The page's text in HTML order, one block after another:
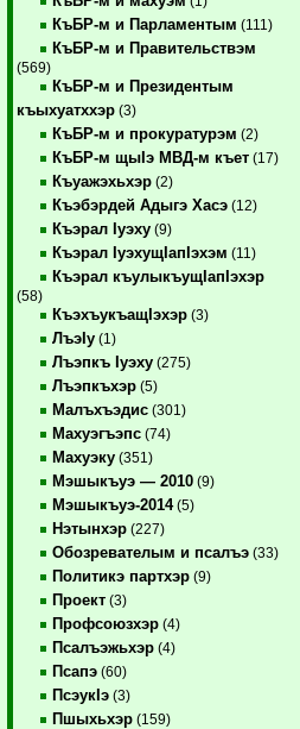
КъБР-м и Парламентым (111)
КъБР-м и Правительствэм
(569)
КъБР-м и Президентым
къыхуатххэр (3)
КъБР-м и прокуратурэм (2)
КъБР-м щыIэ МВД-м къет (17)
Къуажэхьхэр (2)
Къэбэрдей Адыгэ Хасэ (12)
Къэрал Iуэху (9)
Къэрал IуэхущIапIэхэм (11)
Къэрал къулыкъущIапIэхэр
(58)
КъэхъукъащIэхэр (3)
ЛъэIу (1)
Лъэпкъ Iуэху (275)
Лъэпкъхэр (5)
Малъхъэдис (301)
Махуэгъэпс (74)
Махуэку (351)
Мэшыкъуэ — 2010 (9)
Мэшыкъуэ-2014(5)
Нэтынхэр (227)
Обозревателым и псалъэ (33)
Политикэ партхэр (9)
Проект (3)
Профсоюзхэр (4)
Псалъэжьхэр (4)
Псапэ (60)
ПсэукIэ (3)
Пшыхьхэр (159)